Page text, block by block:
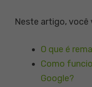
Neste artigo, você
O que é
Como
Google?